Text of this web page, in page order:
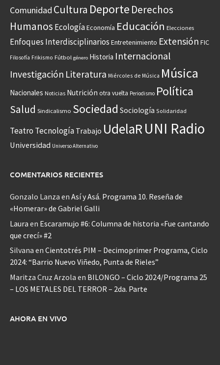
Comunidad Cultura Deporte Derechos
Humanos EcologíaEconomía Educación Elecciones
Enfoques Interdisciplinarios Entretenimiento Extensión FIC
Filosofía Frikismo Fútbol género Historia Internacional
Investigación Literatura Miércoles de Música Música
Nacionales Noticias Nutrición otra vuelta Periodismo Política
Salud Sindicalismo Sociedad Sociología Solidaridad
Teatro Tecnología Trabajo UdelaRUNI Radio
Universidad Universo Alternativo
COMENTARIOS RECIENTES
Gonzalo Lanza en Así y Asá. Programa 10. Reseña de
«Homerar» de Gabriel Galli
Laura en Escaramujo #6: Columna de historia «Fue cantando
que crecí» #2
Silvana en Cientotrés PIM – Decimoprimer Programa, Ciclo
2024: “Barrio Nuevo Viñedo, Punta de Rieles”
Maritza Cruz Arzola en BILONGO – Ciclo 2024/Programa 25
– LOS METALES DEL TERROR – 2da. Parte
AHORA EN VIVO